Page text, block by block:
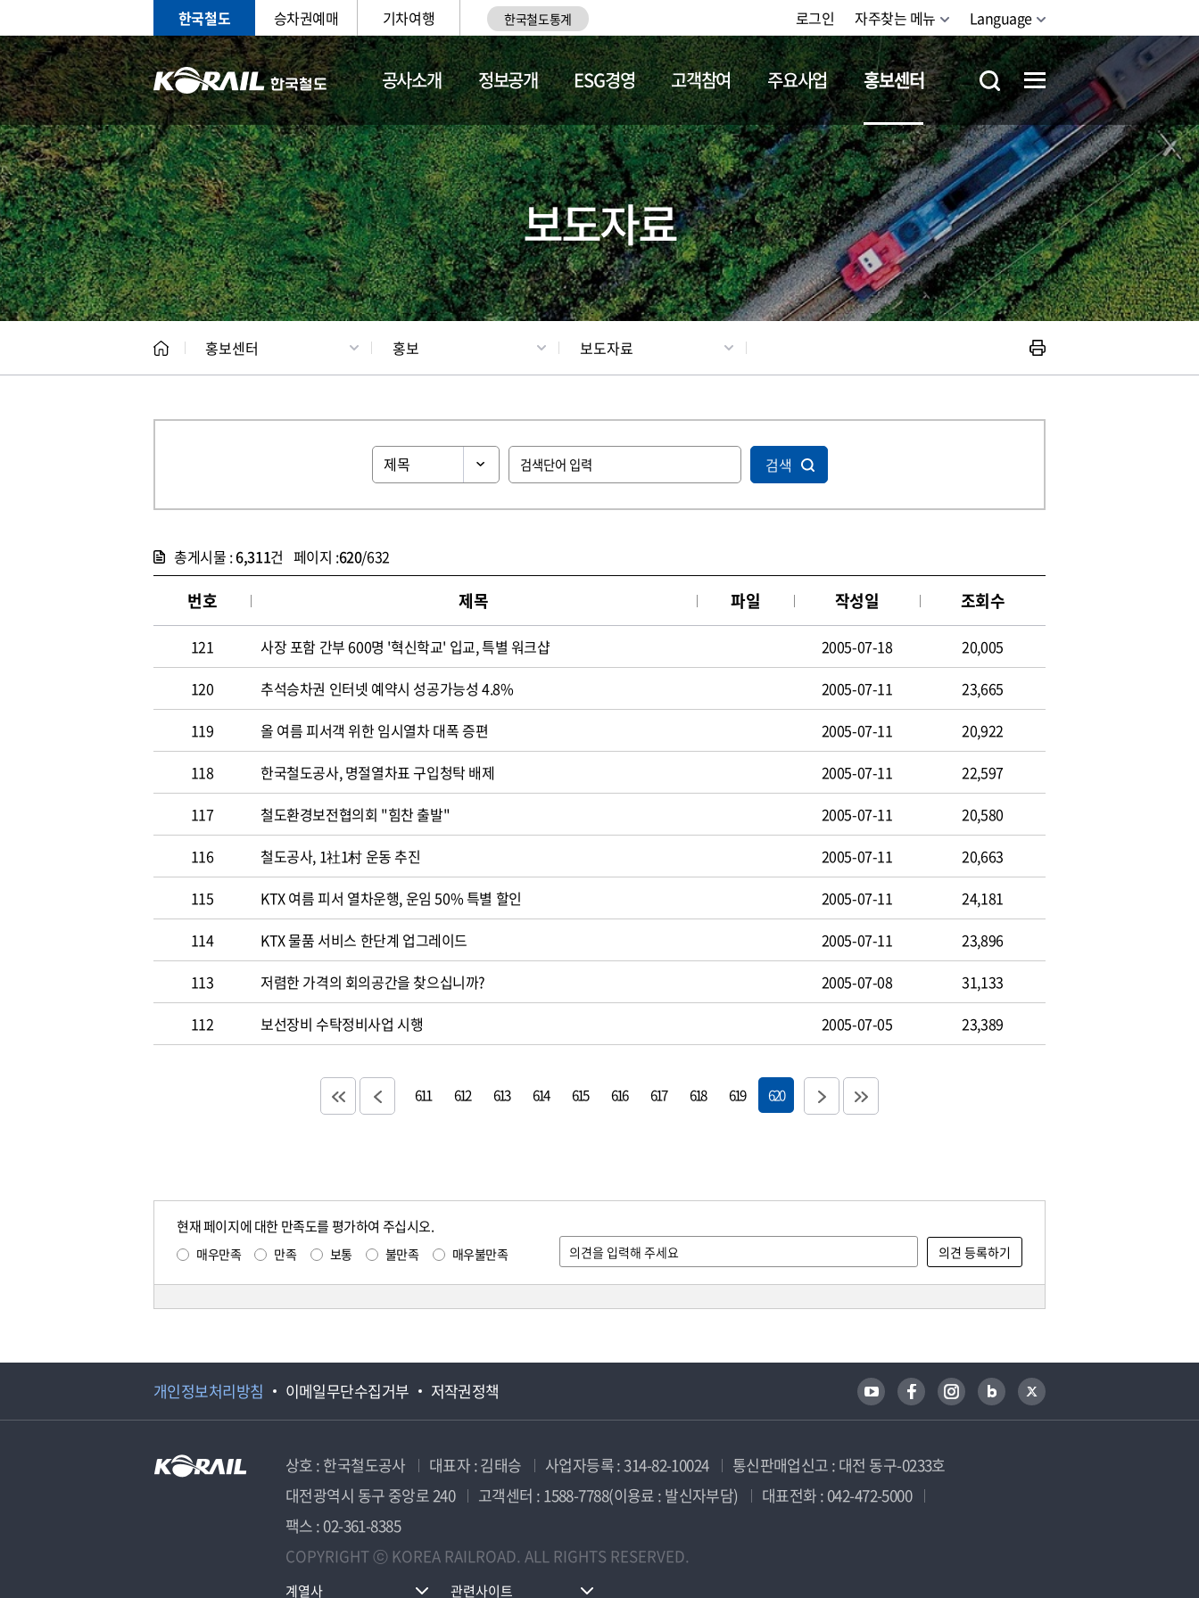
한국철도 승차권예매 기차여행 한국철도통계 로그인 자주찾는 메뉴 Language
공사소개 정보공개 ESG경영 고객참여 주요사업 홍보센터
홍보 문화사업 갤러리 기차소개 철도체험
보도자료
홍보센터 홍보 보도자료
검색
총게시물 :6,311건 페이지 :620/632
번호 제목 파일 작성일 조회수
121 사장 포함 간부 600명 '혁신학교' 입교, 특별 워크샵 2005-07-18
20,005
120
추석승차권 인터넷 예약시 성공가능성 4.8% 2005-07-11
23,665
119
올 여름 피서객 위한 임시열차 대폭 증편 2005-07-11
20,922
118
한국철도공사, 명절열차표 구입청탁 배제 2005-07-11
22,597
117
철도환경보전협의회 "힘찬 출발" 2005-07-11
20,580
116
철도공사, 1社1村 운동 추진 2005-07-11
20,663
115
KTX 여름 피서 열차운행, 운임 50% 특별 할인 2005-07-11
24,181
114
KTX 물품 서비스 한단계 업그레이드 2005-07-11
23,896
113
저렴한 가격의 회의공간을 찾으십니까? 2005-07-08
31,133
112
보선장비 수탁정비사업 시행 2005-07-05 23,389
611 612 613 614 615 616 617 618 619 620
현재 페이지에 대한 만족도를 평가하여 주십시오.
매우만족 만족 보통 불만족 매우불만족
개인정보처리방침 이메일무단수집거부 저작권정책
상호 : 한국철도공사 대표자 : 김태승 사업자등록 : 314-82-10024
통신판매업신고 : 대전 동구-0233호
대전광역시 동구 중앙로 240
고객센터 : 1588-7788(이용료 : 발신자부담)
대표전화 : 042-472-5000
팩스 : 02-361-8385
COPYRIGHT ⓒ KOREA RAILROAD. ALL RIGHTS RESERVED.
계열사 관련사이트